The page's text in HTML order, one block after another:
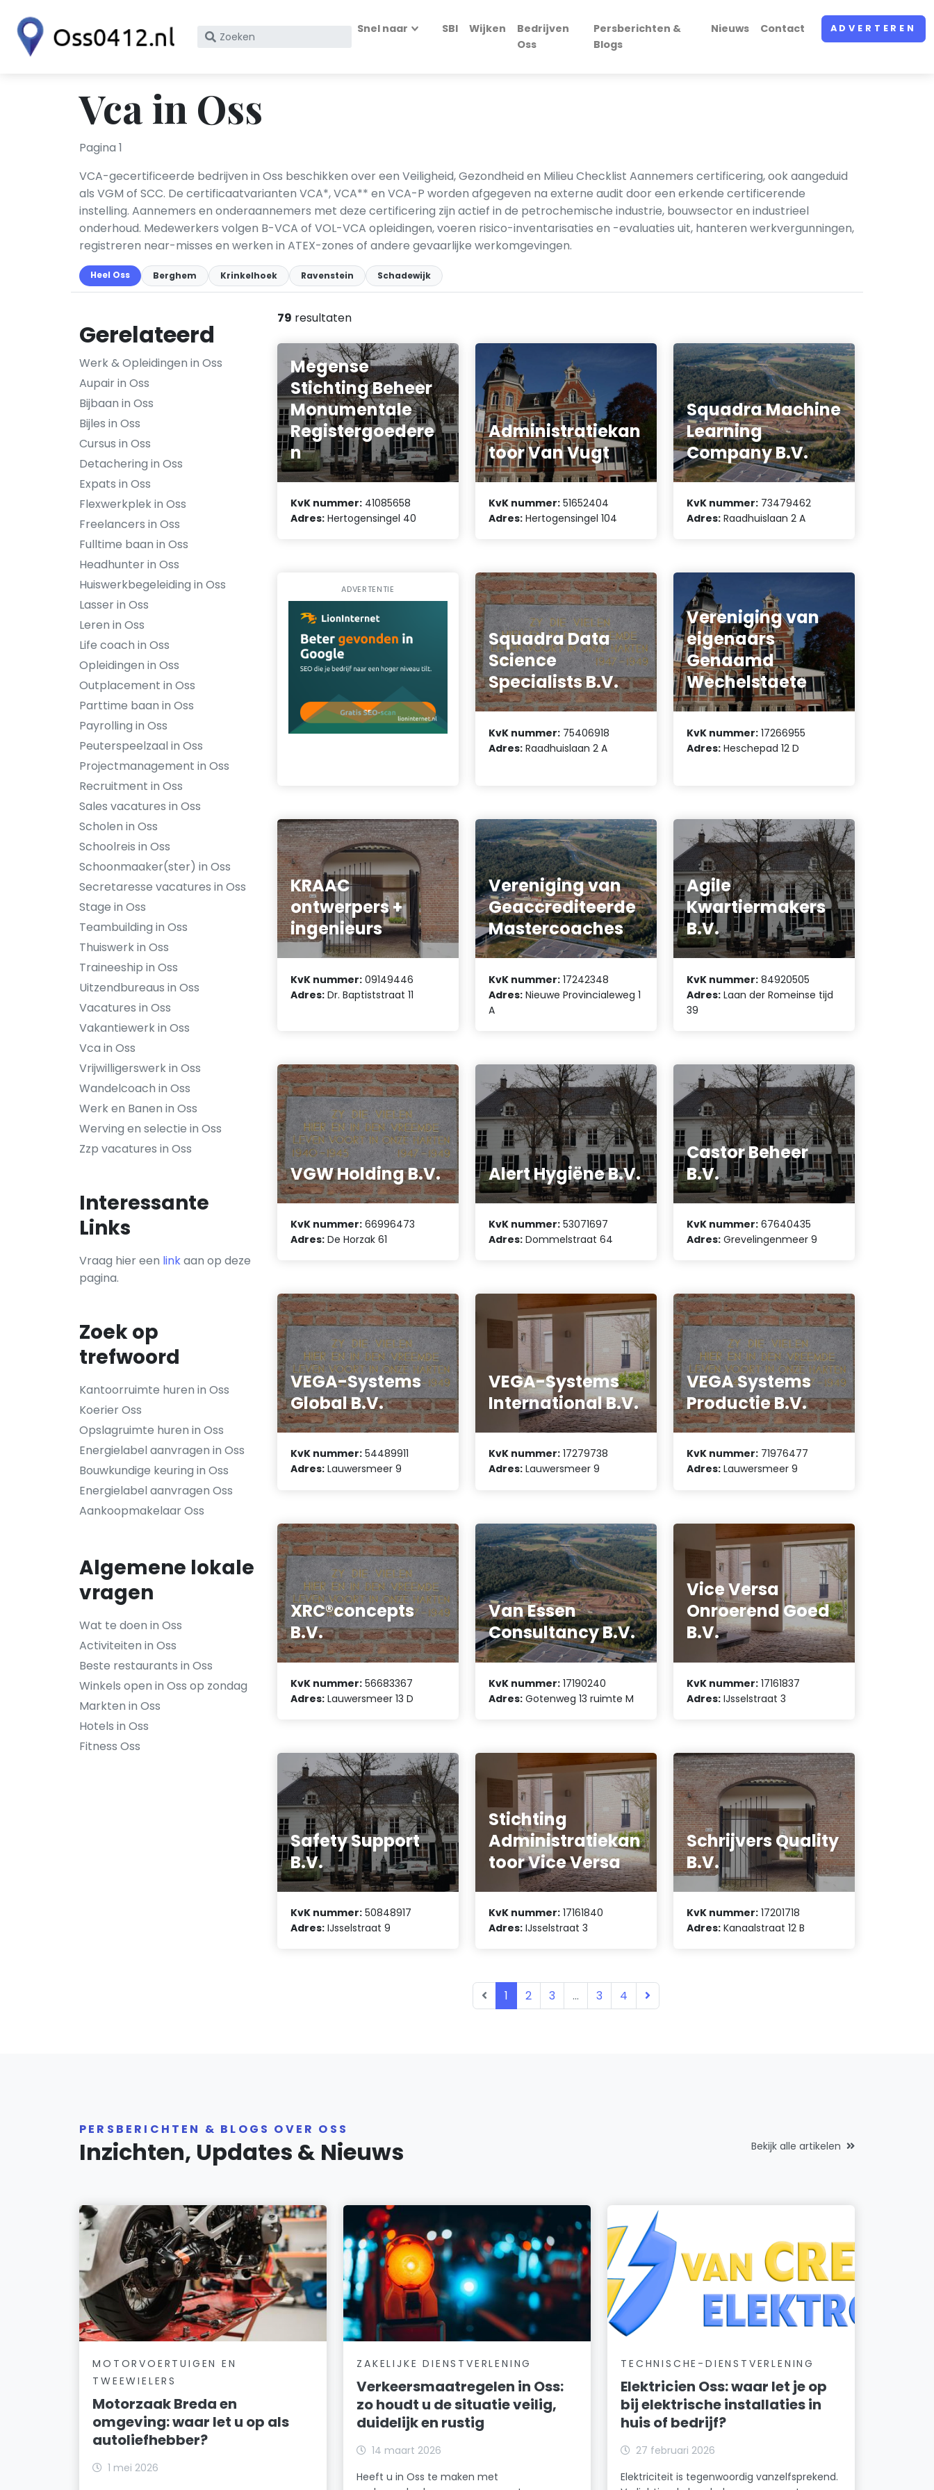
Zoek
KvK
nummer
Snel naar SBI Wijken
Bedrijven
Oss
Persberichten &
Blogs
Nieuws Contact ADVERTEREN
Vca in Oss
Pagina 1
VCA-gecertificeerde bedrijven in Oss beschikken over een Veiligheid, Gezondheid en Milieu Checklist Aannemers certificering, ook aangeduid
als VGM of SCC. De certificaatvarianten VCA*, VCA** en VCA-P worden afgegeven na externe audit door een erkende certificerende
instelling. Aannemers en onderaannemers met deze certificering zijn actief in de petrochemische industrie, bouwsector en industrieel
onderhoud. Medewerkers volgen B-VCA of VOL-VCA opleidingen, voeren risico-inventarisaties en -evaluaties uit, hanteren werkvergunningen,
registreren near-misses en werken in ATEX-zones of andere gevaarlijke werkomgevingen.
Heel Oss Berghem Krinkelhoek Ravenstein Schadewijk
Gerelateerd
Werk & Opleidingen in Oss
Aupair in Oss
Bijbaan in Oss
Bijles in Oss
Cursus in Oss
Detachering in Oss
Expats in Oss
Flexwerkplek in Oss
Freelancers in Oss
Fulltime baan in Oss
Headhunter in Oss
Huiswerkbegeleiding in Oss
Lasser in Oss
Leren in Oss
Life coach in Oss
Opleidingen in Oss
Outplacement in Oss
Parttime baan in Oss
Payrolling in Oss
Peuterspeelzaal in Oss
Projectmanagement in Oss
Recruitment in Oss
Sales vacatures in Oss
Scholen in Oss
Schoolreis in Oss
Schoonmaaker(ster) in Oss
Secretaresse vacatures in Oss
Stage in Oss
Teambuilding in Oss
Thuiswerk in Oss
Traineeship in Oss
Uitzendbureaus in Oss
Vacatures in Oss
Vakantiewerk in Oss
Vca in Oss
Vrijwilligerswerk in Oss
Wandelcoach in Oss
Werk en Banen in Oss
Werving en selectie in Oss
Zzp vacatures in Oss
Interessante
Links
Vraag hier een linkaan op deze
pagina.
Zoek op
trefwoord
Kantoorruimte huren in Oss
Koerier Oss
Opslagruimte huren in Oss
Energielabel aanvragen in Oss
Bouwkundige keuring in Oss
Energielabel aanvragen Oss
Aankoopmakelaar Oss
Algemene lokale
vragen
Wat te doen in Oss
Activiteiten in Oss
Beste restaurants in Oss
Winkels open in Oss op zondag
Markten in Oss
Hotels in Oss
Fitness Oss
79 resultaten
Megense
Stichting Beheer
Monumentale
Registergoedere
n
KvK nummer: 41085658
Adres: Hertogensingel 40
Administratiekan
toor Van Vugt
KvK nummer: 51652404
Adres: Hertogensingel 104
Squadra Machine
Learning
Company B.V.
KvK nummer: 73479462
Adres: Raadhuislaan 2 A
ADVERTENTIE
Squadra Data
Science
Specialists B.V.
KvK nummer: 75406918
Adres: Raadhuislaan 2 A
Vereniging van
eigenaars
Genaamd
Wechelstaete
KvK nummer: 17266955
Adres: Heschepad 12 D
KRAAC
ontwerpers +
ingenieurs
KvK nummer: 09149446
Adres: Dr. Baptiststraat 11
Vereniging van
Geaccrediteerde
Mastercoaches
KvK nummer: 17242348
Adres: Nieuwe Provincialeweg 1
A
Agile
Kwartiermakers
B.V.
KvK nummer: 84920505
Adres: Laan der Romeinse tijd
39
VGW Holding B.V.
KvK nummer: 66996473
Adres: De Horzak 61
Alert Hygiëne B.V.
KvK nummer: 53071697
Adres: Dommelstraat 64
Castor Beheer
B.V.
KvK nummer: 67640435
Adres: Grevelingenmeer 9
VEGA-Systems
Global B.V.
KvK nummer: 54489911
Adres: Lauwersmeer 9
VEGA-Systems
International B.V.
KvK nummer: 17279738
Adres: Lauwersmeer 9
VEGA Systems
Productie B.V.
KvK nummer: 71976477
Adres: Lauwersmeer 9
XRC®concepts
B.V.
KvK nummer: 56683367
Adres: Lauwersmeer 13 D
Van Essen
Consultancy B.V.
KvK nummer: 17190240
Adres: Gotenweg 13 ruimte M
Vice Versa
Onroerend Goed
B.V.
KvK nummer: 17161837
Adres: IJsselstraat 3
Safety Support
B.V.
KvK nummer: 50848917
Adres: IJsselstraat 9
Stichting
Administratiekan
toor Vice Versa
KvK nummer: 17161840
Adres: IJsselstraat 3
Schrijvers Quality
B.V.
KvK nummer: 17201718
Adres: Kanaalstraat 12 B
1 2 3 ... 3 4
PERSBERICHTEN & BLOGS OVER OSS
Inzichten, Updates & Nieuws Bekijk alle artikelen
MOTORVOERTUIGEN EN
TWEEWIELERS
Motorzaak Breda en
omgeving: waar let u op als
autoliefhebber?
1 mei 2026
ZAKELIJKE DIENSTVERLENING
Verkeersmaatregelen in Oss:
zo houdt u de situatie veilig,
duidelijk en rustig
14 maart 2026
Heeft u in Oss te maken met
TECHNISCHE-DIENSTVERLENING
Elektricien Oss: waar let je op
bij elektrische installaties in
huis of bedrijf?
27 februari 2026
Elektriciteit is tegenwoordig vanzelfsprekend.